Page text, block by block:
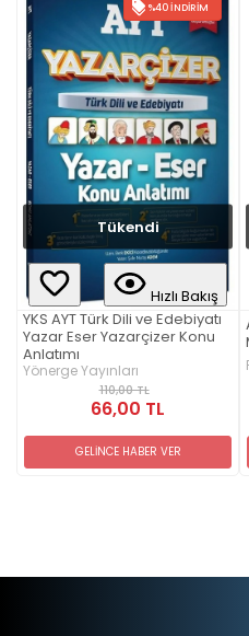
%40 İNDIRIM
Tükendi
Hızlı Bakış
YKS AYT Türk Dili ve Edebiyatı
Yazar Eser Yazarçizer Konu
Anlatımı
Yönerge Yayınları
110,00 TL
66,00 TL
GELİNCE HABER VER